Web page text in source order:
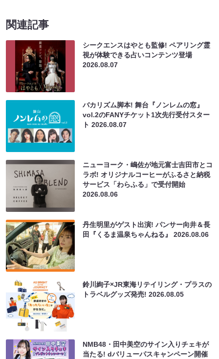
関連記事
シークエンスはやとも監修! ペアリング霊
視が体験できる占いコンテンツ登場
2026.08.07
バカリズム脚本! 舞台『ノンレムの窓』
vol.2のFANYチケット1次先行受付スター
ト2026.08.07
ニューヨーク・嶋佐が地元富士吉田市とコ
ラボ! オリジナルコーヒーがふるさと納税
サービス「わらふる」で受付開始
2026.08.06
丹生明里がゲスト出演! パンサー向井＆長
田『くるま温泉ちゃんねる』2026.08.06
鈴川絢子×JR東海リテイリング・プラスの
トラベルグッズ発売!2026.08.05
NMB48・田中美空のサイン入りチェキが
当たる! dバリューパスキャンペーン開催